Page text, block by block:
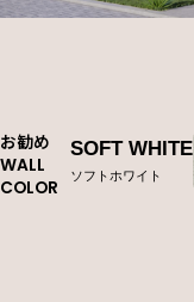
お勧め
WALL
COLOR
SOFT WHITE
ソフトホワイト